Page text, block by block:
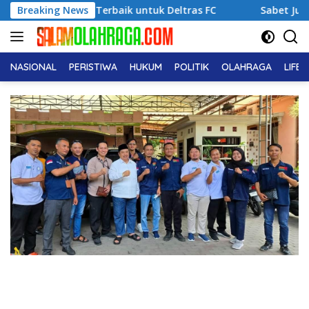
Langsung
ke
konten
Breaking News
Terbaik untuk Deltras FC Sabet Juara 1 Usia
NASIONAL PERISTIWA HUKUM POLITIK OLAHRAGA